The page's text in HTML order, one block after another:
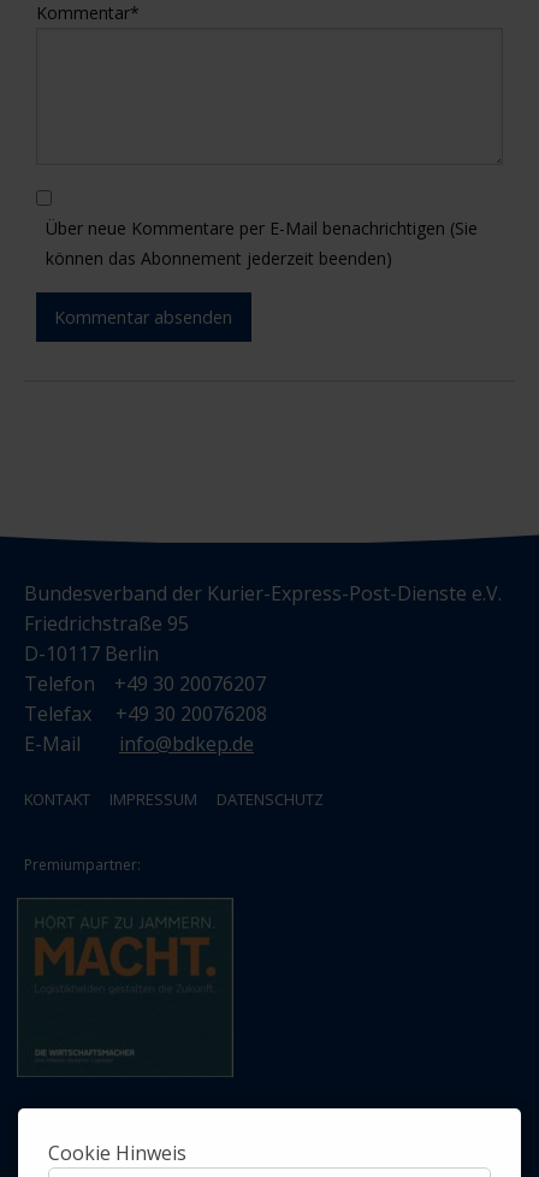
Kommentar*
Über neue Kommentare per E-Mail benachrichtigen (Sie
können das Abonnement jederzeit beenden)
Kommentar absenden
Bundesverband der Kurier-Express-Post-Dienste e.V.
Friedrichstraße 95
D-10117 Berlin
Telefon +49 30 20076207
Telefax +49 30 20076208
E-Mail info@bdkep.de
KONTAKT IMPRESSUM DATENSCHUTZ
Premiumpartner:
Ab jetzt nichts
Cookie Hinweis